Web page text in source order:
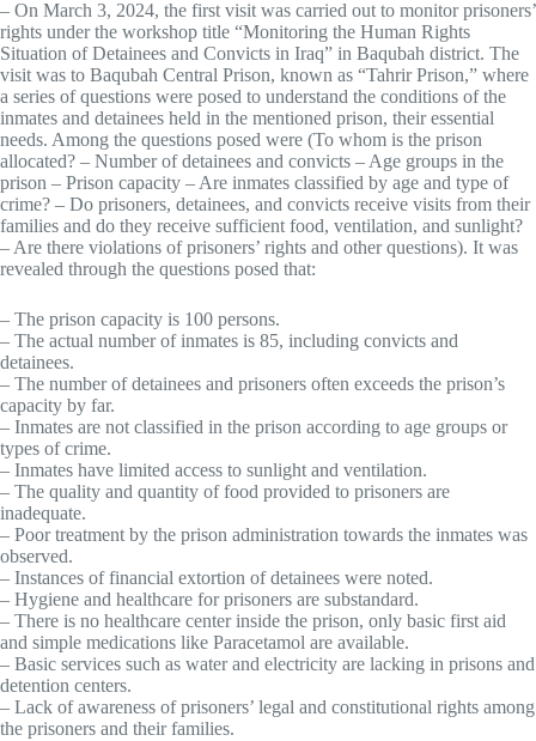
– On March 3, 2024, the first visit was carried out to monitor prisoners’
rights under the workshop title “Monitoring the Human Rights
Situation of Detainees and Convicts in Iraq” in Baqubah district. The
visit was to Baqubah Central Prison, known as “Tahrir Prison,” where
a series of questions were posed to understand the conditions of the
inmates and detainees held in the mentioned prison, their essential
needs. Among the questions posed were (To whom is the prison
allocated? – Number of detainees and convicts – Age groups in the
prison – Prison capacity – Are inmates classified by age and type of
crime? – Do prisoners, detainees, and convicts receive visits from their
families and do they receive sufficient food, ventilation, and sunlight?
– Are there violations of prisoners’ rights and other questions). It was
revealed through the questions posed that:
– The prison capacity is 100 persons.
– The actual number of inmates is 85, including convicts and
detainees.
– The number of detainees and prisoners often exceeds the prison’s
capacity by far.
– Inmates are not classified in the prison according to age groups or
types of crime.
– Inmates have limited access to sunlight and ventilation.
– The quality and quantity of food provided to prisoners are
inadequate.
– Poor treatment by the prison administration towards the inmates was
observed.
– Instances of financial extortion of detainees were noted.
– Hygiene and healthcare for prisoners are substandard.
– There is no healthcare center inside the prison, only basic first aid
and simple medications like Paracetamol are available.
– Basic services such as water and electricity are lacking in prisons and
detention centers.
– Lack of awareness of prisoners’ legal and constitutional rights among
the prisoners and their families.